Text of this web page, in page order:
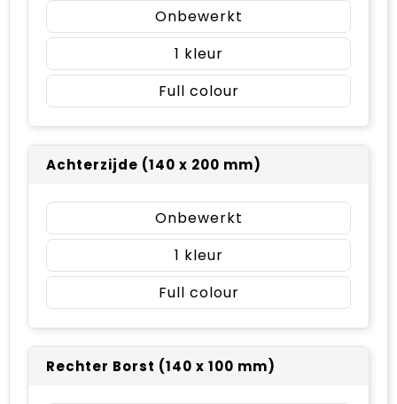
Onbewerkt
1
Full colour
Achterzijde (140 x 200 mm)
Onbewerkt
1
Full colour
Rechter Borst (140 x 100 mm)